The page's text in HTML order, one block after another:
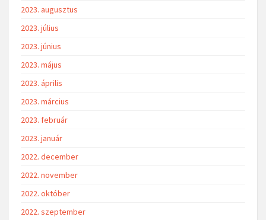
2023. augusztus
2023. július
2023. június
2023. május
2023. április
2023. március
2023. február
2023. január
2022. december
2022. november
2022. október
2022. szeptember